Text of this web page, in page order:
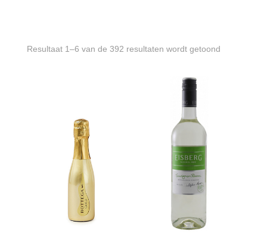
Resultaat 1–6 van de 392 resultaten wordt getoondGesorteerd